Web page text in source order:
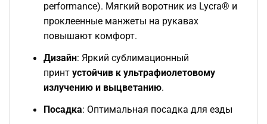
performance). Мягкий воротник из Lycra® и
проклеенные манжеты на рукавах
повышают комфорт.
Дизайн: Яркий сублимационный
принт устойчив к ультрафиолетовому
излучению и выцветанию.
Посадка: Оптимальная посадка для езды